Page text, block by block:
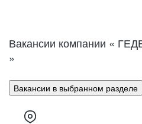
Вакансии компании «
»
Вакансии в выбранном разделе